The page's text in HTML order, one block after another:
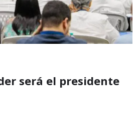
será el presidente